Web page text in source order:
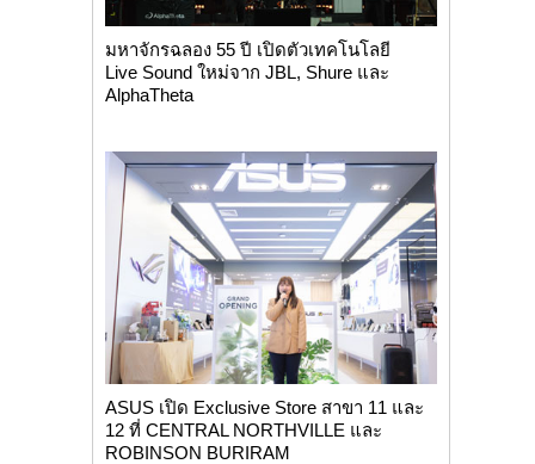
มหาจักรฉลอง 55 ปี เปิดตัวเทคโนโลยี
Live Sound ใหม่จาก JBL, Shure และ
AlphaTheta
ASUS เปิด Exclusive Store สาขา 11 และ
12 ที่ CENTRAL NORTHVILLE และ
ROBINSON BURIRAM